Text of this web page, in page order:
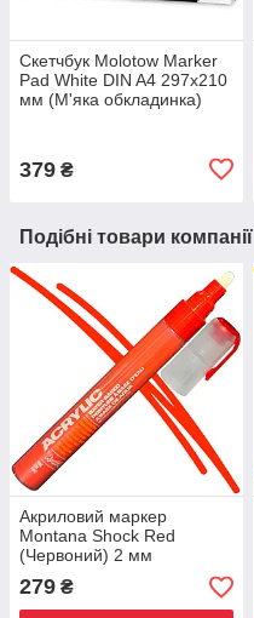
Скетчбук Molotow Marker
Pad White DIN A4 297x210
мм (М'яка обкладинка)
379 ₴
Подібні товари компанії
Акриловий маркер
Montana Shock Red
(Червоний) 2 мм
279 ₴